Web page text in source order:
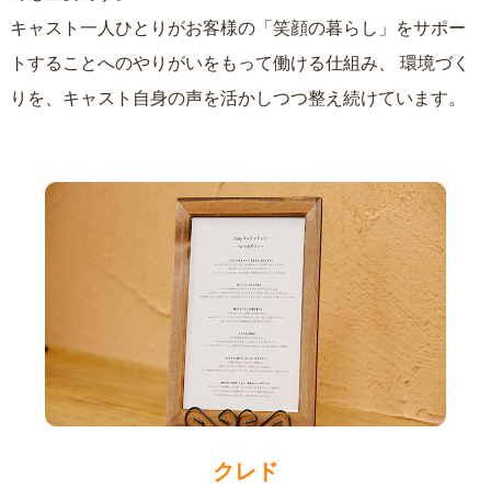
キャスト一人ひとりがお客様の「笑顔の暮らし」をサポー
トすることへのやりがいをもって働ける仕組み、
りを、キャスト自身の声を活かしつつ整え続けています。
クレド